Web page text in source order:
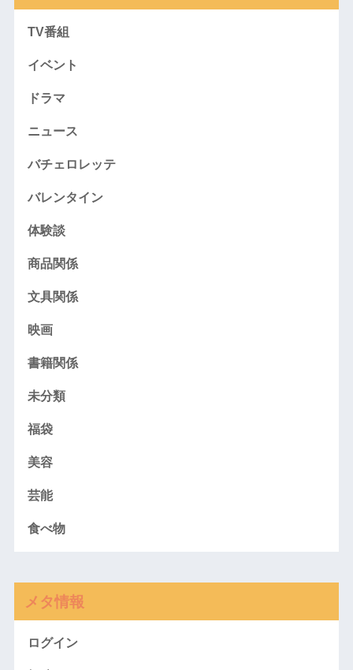
TV番組
イベント
ドラマ
ニュース
バチェロレッテ
バレンタイン
体験談
商品関係
文具関係
映画
書籍関係
未分類
福袋
美容
芸能
食べ物
メタ情報
ログイン